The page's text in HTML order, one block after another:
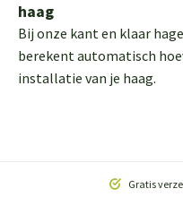
haag
Bij onze kant en klaar
berekent automatisch
installatie van je haag.
Gratis